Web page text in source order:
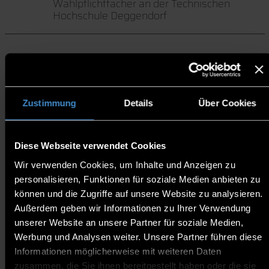
Zustimmung Details Über Cookies
Diese Webseite verwendet Cookies
Wir verwenden Cookies, um Inhalte und Anzeigen zu
personalisieren, Funktionen für soziale Medien anbieten zu
können und die Zugriffe auf unsere Website zu analysieren.
Außerdem geben wir Informationen zu Ihrer Verwendung
unserer Website an unsere Partner für soziale Medien,
Werbung und Analysen weiter. Unsere Partner führen diese
Informationen möglicherweise mit weiteren Daten
zusammen, die Sie ihnen bereitgestellt haben oder die sie
Wahlpflichtfächer an der Technischen
Hochschule Deggendorf
Studien- und Prüfungsordnungen der Fakultäten
beschreiben die Rahmenbedingungen und
Regelungen für ein ordnungsgemäßes Studium an
der Technischen Hochschule Deggendorf. Anhand
der Studienordnung können die Studierenden ihr
Studium planen und Stundenpläne für jedes
Semester erstellen. Die rechtlichen
Rahmenbedingungen sind in den dazu gehörigen
Prüfungsordnungen geregelt.